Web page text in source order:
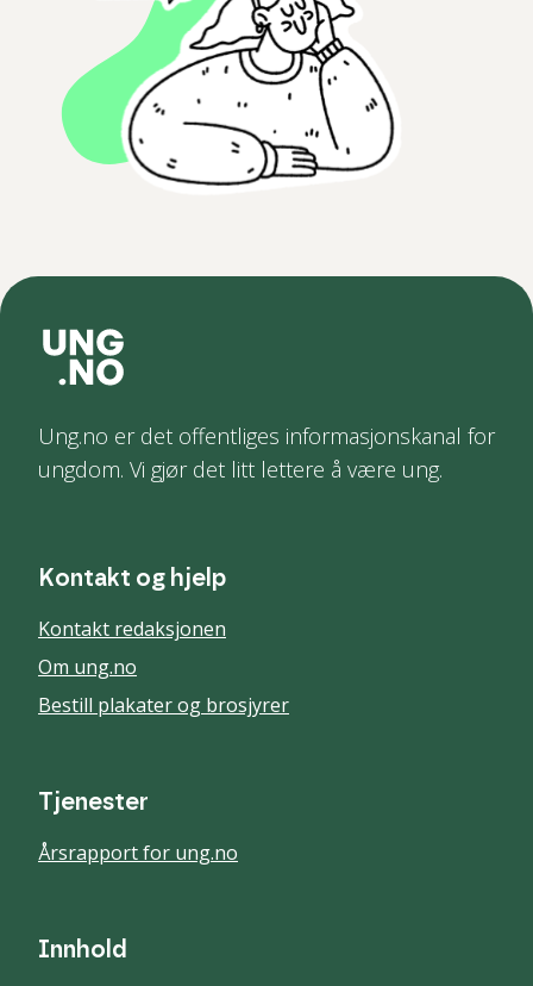
Ung.no er det offentliges informasjonskanal for
ungdom. Vi gjør det litt lettere å være ung.
Kontakt og hjelp
Kontakt redaksjonen
Om ung.no
Bestill plakater og brosjyrer
Tjenester
Årsrapport for ung.no
Innhold